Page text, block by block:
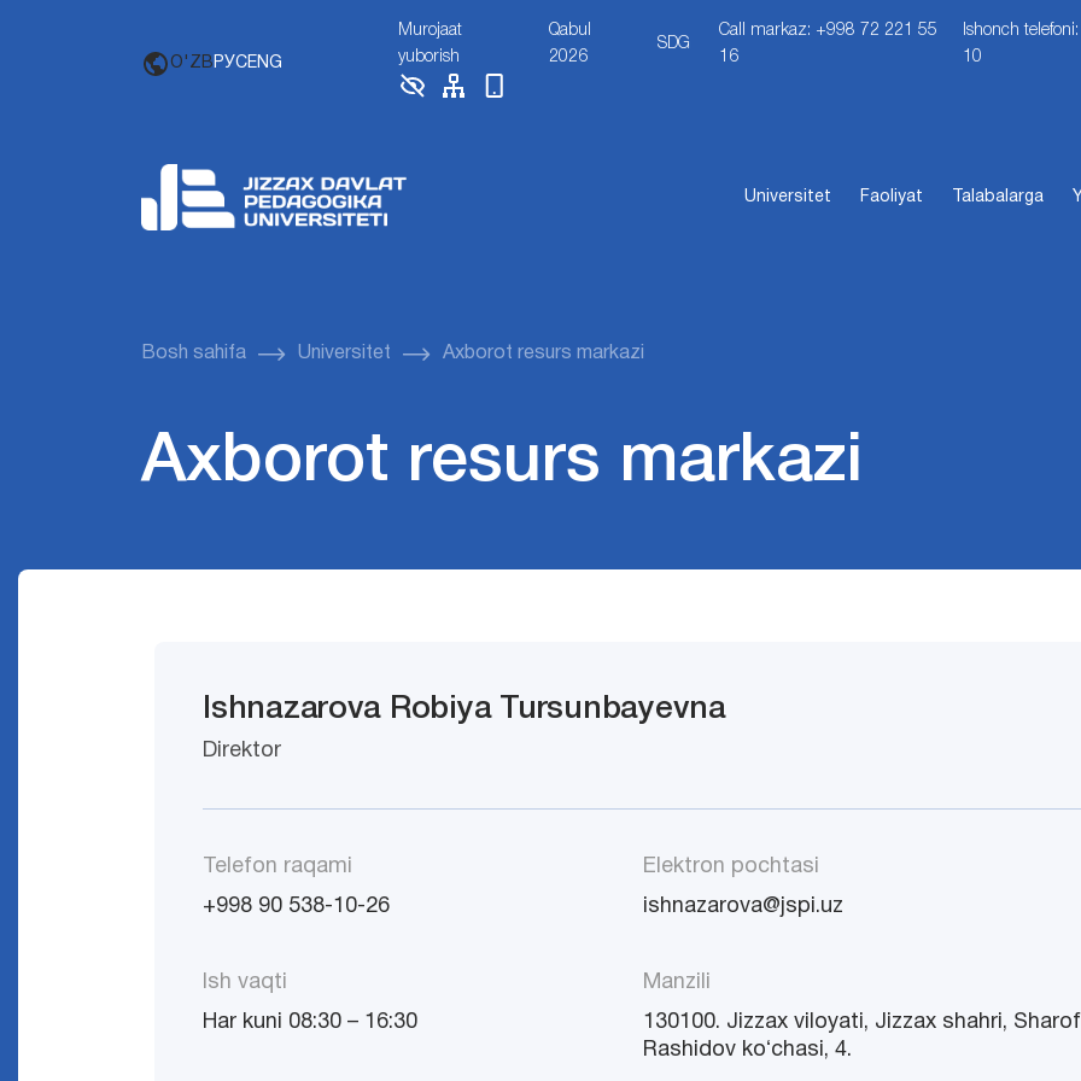
O'ZB РУСENG
Murojaat
yuborish
Qabul
2026
SDG
Call markaz: +998 72 221 55
16
Ishonch
10
Universitet Faoliyat Talabalarga
Bosh sahifa Universitet Axborot resurs markazi
Axborot resurs markazi
Ishnazarova Robiya Tursunbayevna
Direktor
Telefon raqami
+998 90 538-10-26
Elektron pochtasi
ishnazarova@jspi.uz
Ish vaqti
Har kuni 08:30 – 16:30
Manzili
130100. Jizzax viloyati, Jizzax shahri, Sharof
Rashidov koʻchasi, 4.